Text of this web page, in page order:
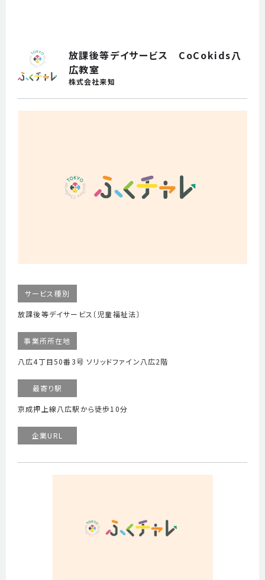
放課後等デイサービス CoCokids八
広教室
株式会社来知
サービス種別
放課後等デイサービス〔児童福祉法〕
事業所所在地
八広4丁目50番3号 ソリッドファイン八広2階
最寄り駅
京成押上線八広駅から徒歩10分
企業URL